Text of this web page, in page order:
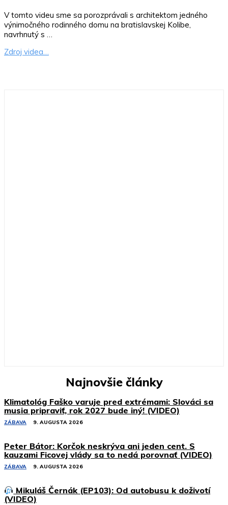
V tomto videu sme sa porozprávali s architektom jedného
výnimočného rodinného domu na bratislavskej Kolibe,
navrhnutý s …
Zdroj videa…
Najnovšie články
Klimatológ Faško varuje pred extrémami: Slováci sa
musia pripraviť, rok 2027 bude iný! (VIDEO)
ZÁBAVA 9. AUGUSTA 2026
Peter Bátor: Korčok neskrýva ani jeden cent. S
kauzami Ficovej vlády sa to nedá porovnať (VIDEO)
ZÁBAVA 9. AUGUSTA 2026
Mikuláš Černák (EP103): Od autobusu k doživotí
(VIDEO)